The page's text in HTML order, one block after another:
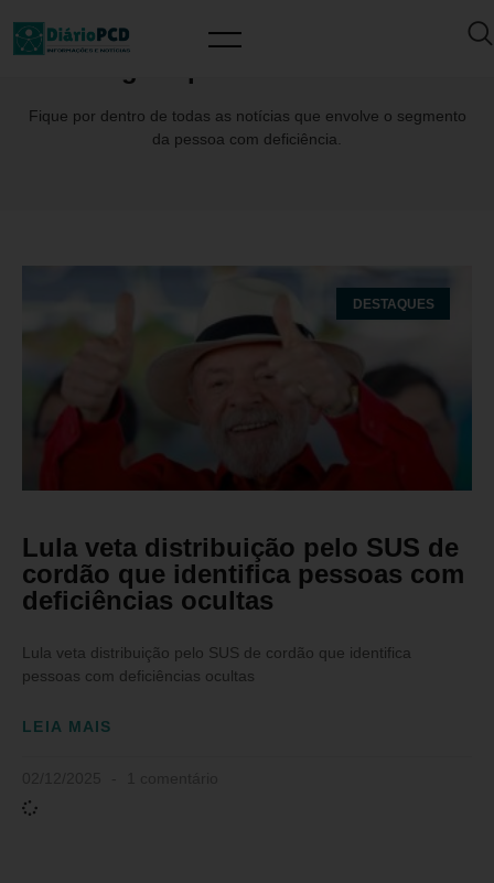
Fique por dentro de todas as notícias que envolve o segmento
da pessoa com deficiência.
DESTAQUES
Lula veta distribuição pelo SUS de
cordão que identifica pessoas com
deficiências ocultas
Lula veta distribuição pelo SUS de cordão que identifica
pessoas com deficiências ocultas
LEIA MAIS